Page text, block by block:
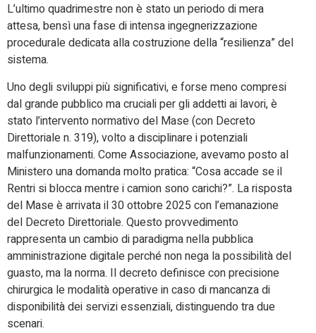
L’ultimo quadrimestre non è stato un periodo di mera
attesa, bensì una fase di intensa ingegnerizzazione
procedurale dedicata alla costruzione della “resilienza” del
sistema.
Uno degli sviluppi più significativi, e forse meno compresi
dal grande pubblico ma cruciali per gli addetti ai lavori, è
stato l’intervento normativo del Mase (con Decreto
Direttoriale n. 319), volto a disciplinare i potenziali
malfunzionamenti. Come Associazione, avevamo posto al
Ministero una domanda molto pratica: “Cosa accade se il
Rentri si blocca mentre i camion sono carichi?”. La risposta
del Mase è arrivata il 30 ottobre 2025 con l’emanazione
del Decreto Direttoriale. Questo provvedimento
rappresenta un cambio di paradigma nella pubblica
amministrazione digitale perché non nega la possibilità del
guasto, ma la norma. Il decreto definisce con precisione
chirurgica le modalità operative in caso di mancanza di
disponibilità dei servizi essenziali, distinguendo tra due
scenari.